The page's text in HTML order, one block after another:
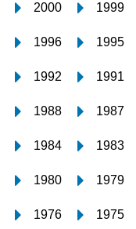
2000 1999
1996 1995
1992 1991
1988 1987
1984 1983
1980 1979
1976 1975